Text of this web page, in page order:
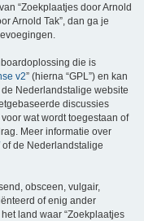
“Zoekplaatjes door Arnold
Arnold Tak”, dan ga je
die is
v2” (hierna “GPL”) en kan
Nederlandstalige website
discussies
wat wordt toegestaan of
Meer informatie over
of de Nederlandstalige
obsceen, vulgair,
of enig ander
land waar “Zoekplaatjes